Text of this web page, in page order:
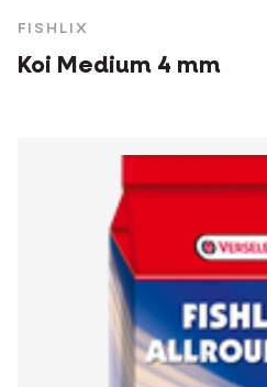
FISHLIX
Koi Medium 4 mm